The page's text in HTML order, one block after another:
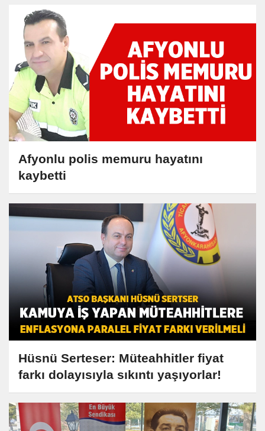
Afyonlu polis memuru hayatını
kaybetti
Hüsnü Serteser: Müteahhitler fiyat
farkı dolayısıyla sıkıntı yaşıyorlar!